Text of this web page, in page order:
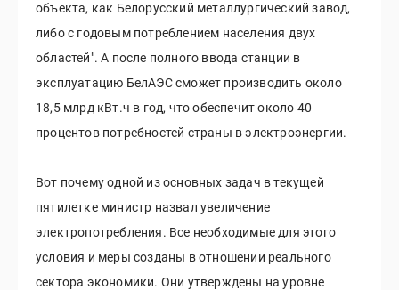
объекта, как Белорусский металлургический завод,
либо с годовым потреблением населения двух
областей". А после полного ввода станции в
эксплуатацию БелАЭС сможет производить около
18,5 млрд кВт.ч в год, что обеспечит около 40
процентов потребностей страны в электроэнергии.
Вот почему одной из основных задач в текущей
пятилетке министр назвал увеличение
электропотребления. Все необходимые для этого
условия и меры созданы в отношении реального
сектора экономики. Они утверждены на уровне